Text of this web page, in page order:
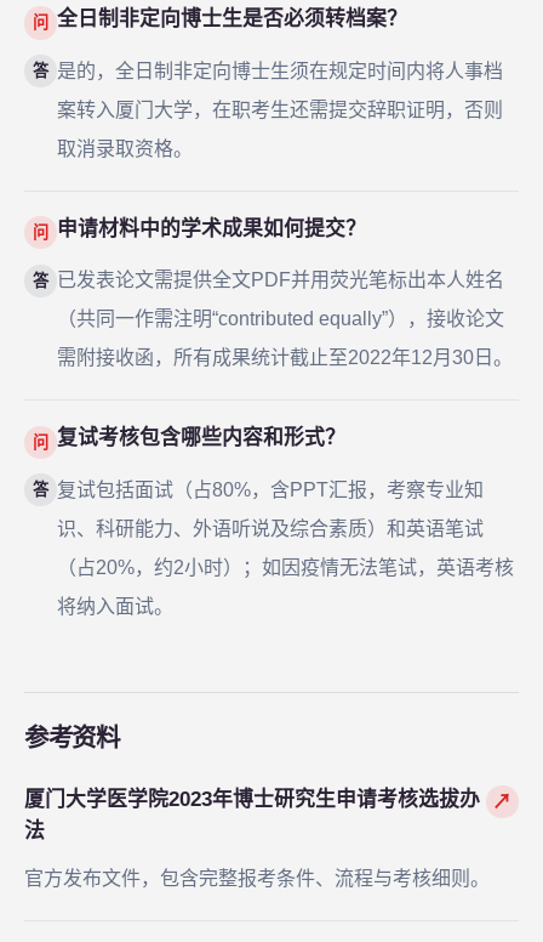
问 全日制非定向博士生是否必须转档案？
答 是的，全日制非定向博士生须在规定时间内将人事档
案转入厦门大学，在职考生还需提交辞职证明，否则
取消录取资格。
问 申请材料中的学术成果如何提交？
答 已发表论文需提供全文PDF并用荧光笔标出本人姓名
（共同一作需注明“contributed equally”），接收论文
需附接收函，所有成果统计截止至2022年12月30日。
问 复试考核包含哪些内容和形式？
答 复试包括面试（占80%，含PPT汇报，考察专业知
识、科研能力、外语听说及综合素质）和英语笔试
（占20%，约2小时）；如因疫情无法笔试，英语考核
将纳入面试。
参考资料
厦门大学医学院2023年博士研究生申请考核选拔办
法
↗
官方发布文件，包含完整报考条件、流程与考核细则。